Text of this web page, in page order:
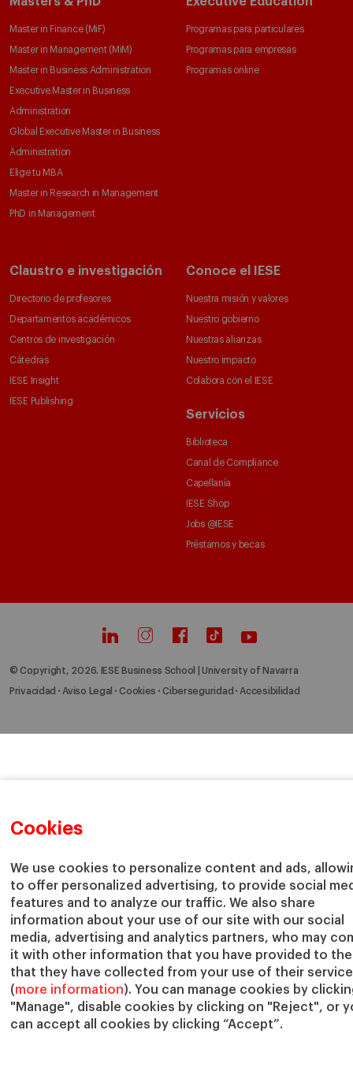
Cookies
We use cookies to personalize content and ads,
to offer personalized advertising, to provide social
features and to analyze our traffic. We also share
information about your use of our site with our social
media, advertising and analytics partners, who may
it with other information that you have provided to
that they have collected from your use of their
(more information). You can manage cookies by
"Manage", disable cookies by clicking on "Reject", or
can accept all cookies by clicking “Accept”.
Master in Finance (MiF)
Master in Management (MiM)
Master in Business Administration
Executive Master in Business
Administration
Global Executive Master in Business
Administration
Elige tu MBA
Master in Research in Management
PhD in Management
Programas para particulares
Programas para empresas
Programas online
Claustro e investigación
Directorio de profesores
Departamentos académicos
Centros de investigación
Cátedras
IESE Insight
IESE Publishing
Conoce el IESE
Nuestra misión y valores
Nuestro gobierno
Nuestras alianzas
Nuestro impacto
Colabora con el IESE
Servicios
Biblioteca
Canal de Compliance
Capellanía
IESE Shop
Jobs @IESE
Préstamos y becas
© Copyright, 2026. IESE Business School | University of Navarra
Privacidad Aviso Legal Cookies Ciberseguridad Accesibilidad